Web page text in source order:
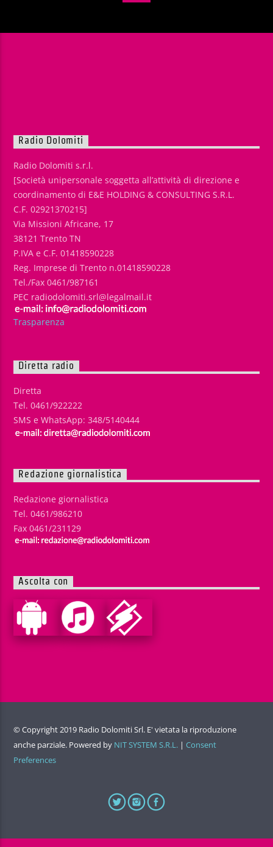
Radio Dolomiti
Radio Dolomiti s.r.l.
[Società unipersonale soggetta all’attività di direzione e
coordinamento di E&E HOLDING & CONSULTING S.R.L.
C.F. 02921370215]
Via Missioni Africane, 17
38121 Trento TN
P.IVA e C.F. 01418590228
Reg. Imprese di Trento n.01418590228
Tel./Fax 0461/987161
PEC radiodolomiti.srl@legalmail.it
Trasparenza
Diretta radio
Diretta
Tel. 0461/922222
SMS e WhatsApp: 348/5140444
Redazione giornalistica
Redazione giornalistica
Tel. 0461/986210
Fax 0461/231129
Ascolta con
© Copyright 2019 Radio Dolomiti Srl. E' vietata la riproduzione
anche parziale. Powered by NIT SYSTEM S.R.L. | Consent
Preferences